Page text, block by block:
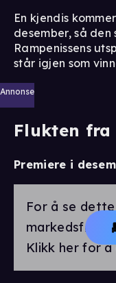
En kjendis
desember, så
Rampenissens
står igjen som
Annonse
Flukten
Premiere i
For å se
Klikk her for å